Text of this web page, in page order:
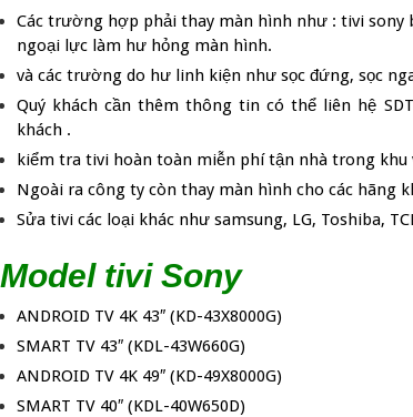
Các trường hợp phải thay màn hình như : tivi sony
ngoại lực làm hư hỏng màn hình.
và các trường do hư linh kiện như sọc đứng, sọc
Quý khách cần thêm thông tin có thể liên hệ
khách .
kiểm tra tivi hoàn toàn miễn phí tận nhà trong khu
Ngoài ra công ty còn thay màn hình cho các hãng
Sửa tivi các loại khác như samsung, LG, Toshiba,
Model tivi Sony
ANDROID TV 4K 43″ (KD-43X8000G)
SMART TV 43″ (KDL-43W660G)
ANDROID TV 4K 49″ (KD-49X8000G)
SMART TV 40″ (KDL-40W650D)